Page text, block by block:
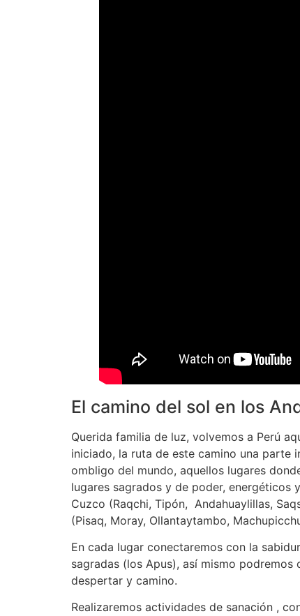
El camino del sol en los
Querida familia de luz, volvemos a Perú
iniciado, la ruta de este camino una parte
ombligo del mundo, aquellos lugares
lugares sagrados y de poder,
Cuzco (Raqchi, Tipón, Andahuaylillas,
(Pisaq, Moray, Ollantaytambo,
En cada lugar conectaremos con la
sagradas (los Apus), así mismo
despertar y camino.
Realizaremos actividades de sanación ,